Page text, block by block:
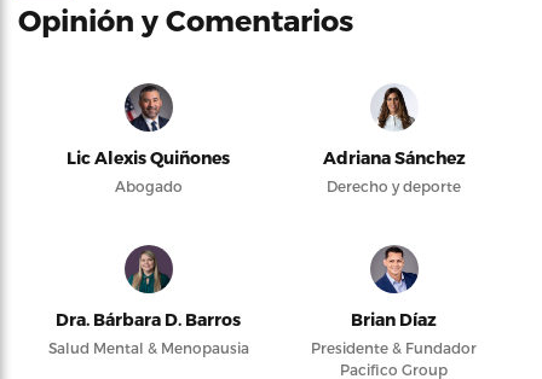
Opinión y Comentarios
Lic Alexis Quiñones
Abogado
Adriana Sánchez
Derecho y deporte
Dra. Bárbara D. Barros
Salud Mental & Menopausia
Brian Díaz
Presidente & Fundador
Pacifico Group